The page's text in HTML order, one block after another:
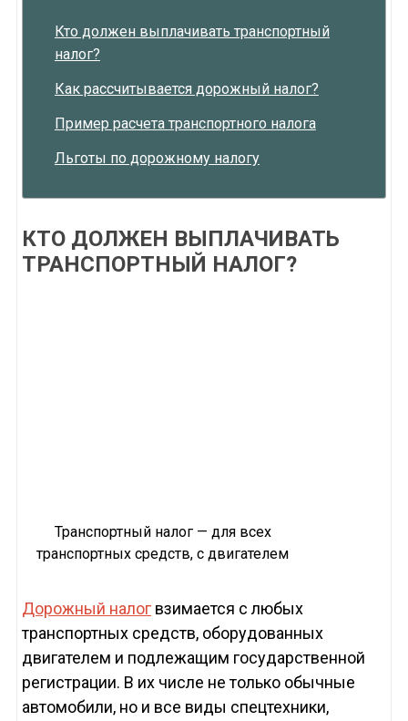
Кто должен выплачивать транспортный
налог?
Как рассчитывается дорожный налог?
Пример расчета транспортного налога
Льготы по дорожному налогу
КТО ДОЛЖЕН ВЫПЛАЧИВАТЬ
ТРАНСПОРТНЫЙ НАЛОГ?
Транспортный налог — для всех
транспортных средств, с двигателем
Дорожный налогвзимается с любых
транспортных средств, оборудованных
двигателем и подлежащим государственной
регистрации. В их числе не только обычные
автомобили, но и все виды спецтехники,